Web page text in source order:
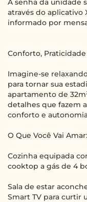
A senha da unidade
através do aplicativo
informado por
Conforto,
Imagine-se
para tornar sua
apartamento de
detalhes que fazem
conforto e
O Que Você Vai Amar:
Cozinha equipada
cooktop a gás de 4
Sala de estar
Smart TV para curtir